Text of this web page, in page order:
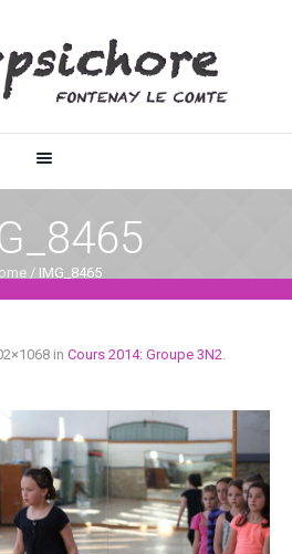
/ IMG_8465
in Cours 2014: Groupe 3N2.